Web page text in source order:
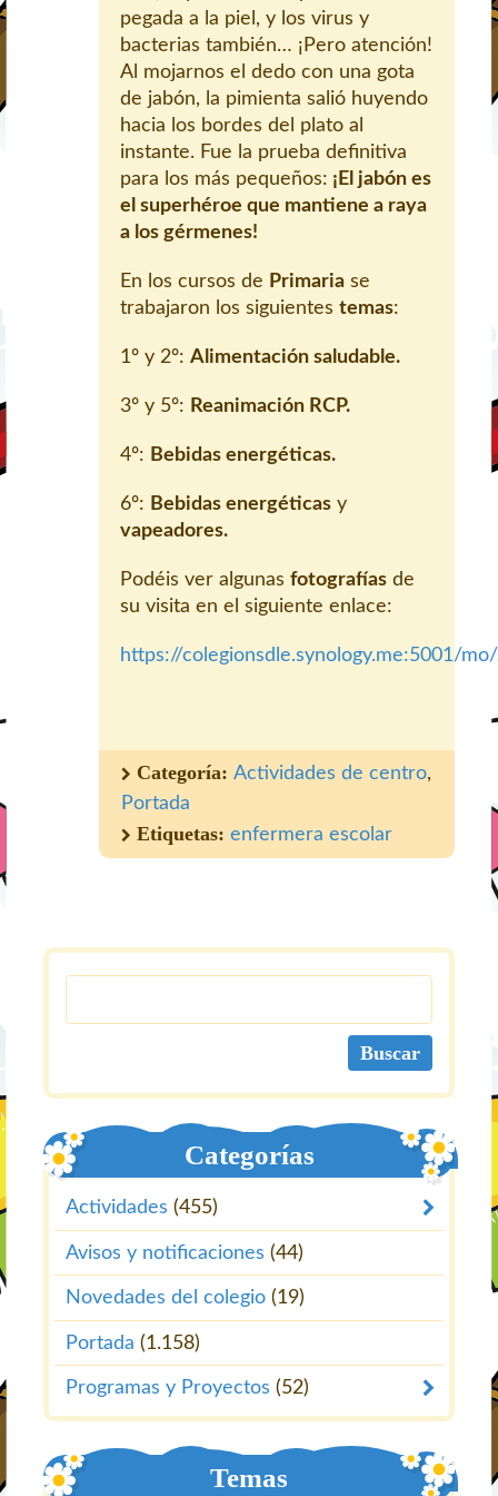
pegada a la piel, y los virus y
bacterias también… ¡Pero atención!
Al mojarnos el dedo con una gota
de jabón, la pimienta salió huyendo
hacia los bordes del plato al
instante. Fue la prueba definitiva
para los más pequeños: ¡El jabón es
el superhéroe que mantiene a raya
a los gérmenes!
En los cursos de Primaria se
trabajaron los siguientes temas:
1º y 2º: Alimentación saludable.
3º y 5º: Reanimación RCP.
4º: Bebidas energéticas.
6º: Bebidas energéticas y
vapeadores.
Podéis ver algunas fotografías de
su visita en el siguiente enlace:
https://colegionsdle.synology.me:5001/
Categoría: Actividades de centro,
Portada
Etiquetas: enfermera escolar
Categorías
Actividades (455)
Avisos y notificaciones (44)
Novedades del colegio (19)
Portada (1.158)
Programas y Proyectos (52)
Temas